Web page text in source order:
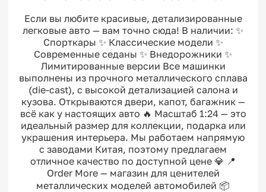
Если вы любите красивые, детализированные
легковые авто — вам точно сюда! В наличии: ✨
Спорткары ✨ Классические модели ✨
Современные седаны ✨ Внедорожники ✨
Лимитированные версии Все машинки
выполнены из прочного металлического сплава
(die-cast), с высокой детализацией салона и
кузова. Открываются двери, капот, багажник —
всё как у настоящих авто 🔥 Масштаб 1:24 — это
идеальный размер для коллекции, подарка или
украшения интерьера. Мы работаем напрямую
с заводами Китая, поэтому предлагаем
отличное качество по доступной цене 💎 📍
Order More — магазин для ценителей
металлических моделей автомобилей 📦